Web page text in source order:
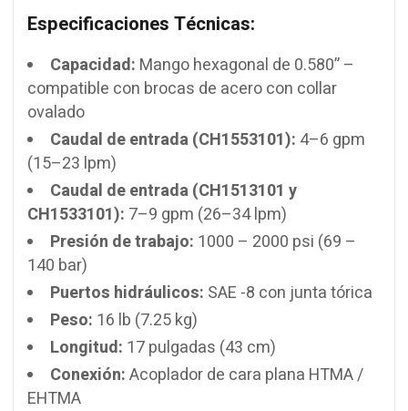
Especificaciones Técnicas:
Capacidad: Mango hexagonal de 0.580” –
compatible con brocas de acero con collar
ovalado
Caudal de entrada (CH1553101): 4–6 gpm
(15–23 lpm)
Caudal de entrada (CH1513101 y
CH1533101): 7–9 gpm (26–34 lpm)
Presión de trabajo: 1000 – 2000 psi (69 –
140 bar)
Puertos hidráulicos: SAE -8 con junta tórica
Peso: 16 lb (7.25 kg)
Longitud: 17 pulgadas (43 cm)
Conexión:Acoplador de cara plana HTMA /
EHTMA